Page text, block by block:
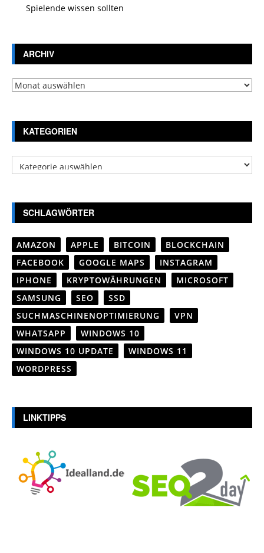
Spielende wissen sollten
ARCHIV
Archiv
KATEGORIEN
Kategorien
SCHLAGWÖRTER
AMAZON APPLE BITCOIN
BLOCKCHAIN
FACEBOOK
GOOGLE MAPS
INSTAGRAM
IPHONE
KRYPTOWÄHRUNGEN
MICROSOFT
SAMSUNG
SEO
SSD
SUCHMASCHINENOPTIMIERUNG
VPN
WHATSAPP
WINDOWS 10
WINDOWS 10 UPDATE
WINDOWS 11
WORDPRESS
LINKTIPPS